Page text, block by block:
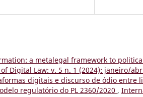
a metalegal framework to
Digital Law: v. 5 n. 1 (2024): janeiro/
digitais e discurso de ódio entre
regulatório do PL 2360/2020 ,